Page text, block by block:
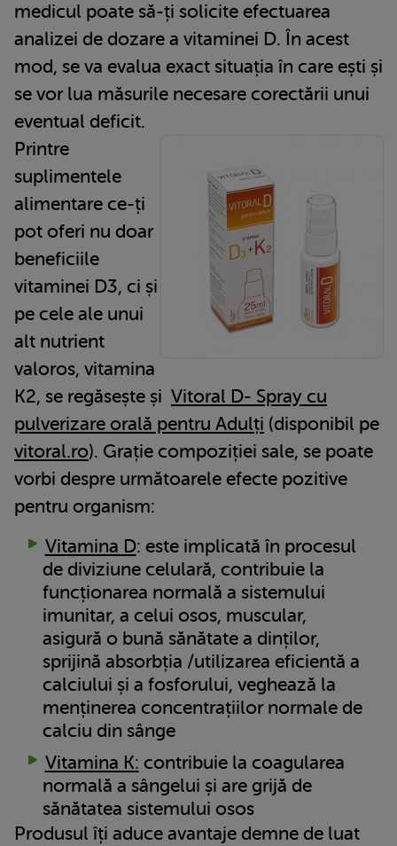
medicul poate să-ți solicite efectuarea
analizei de dozare a vitaminei D. În acest
mod, se va evalua exact situația în care ești și
se vor lua măsurile necesare corectării unui
eventual deficit.
Printre
suplimentele
alimentare ce-ți
pot oferi nu doar
beneficiile
vitaminei D3, ci și
pe cele ale unui
alt nutrient
valoros, vitamina
K2, se regăsește și Vitoral D- Spray cu
pulverizare orală pentru Adulți (disponibil pe
vitoral.ro). Grație compoziției sale, se poate
vorbi despre următoarele efecte pozitive
pentru organism:
Vitamina D: este implicată în procesul
de diviziune celulară, contribuie la
funcționarea normală a sistemului
imunitar, a celui osos, muscular,
asigură o bună sănătate a dinților,
sprijină absorbția /utilizarea eficientă a
calciului și a fosforului, veghează la
menținerea concentrațiilor normale de
calciu din sânge
Vitamina K: contribuie la coagularea
normală a sângelui și are grijă de
sănătatea sistemului osos
Produsul îți aduce avantaje demne de luat